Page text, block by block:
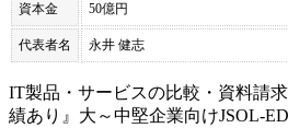
資本金 50億円
代表者名 永井 健志
IT製品・サービスの比較・資料請
績あり』大～中堅企業向けJSOL-